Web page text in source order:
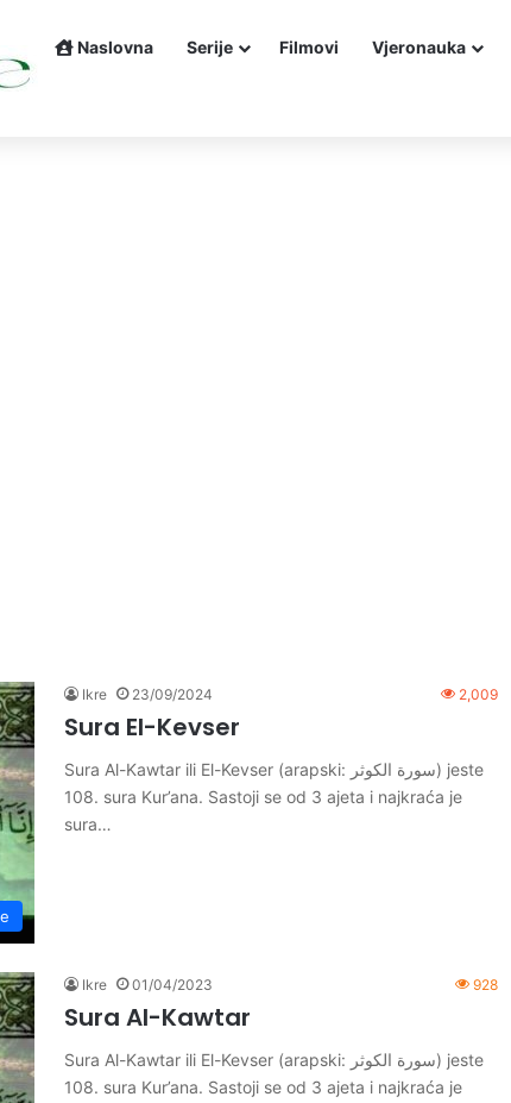
Naslovna Serije Filmovi Vjeronauka
Ikre 23/09/2024 2,009
Sura El-Kevser
Sura Al-Kawtar ili El-Kevser (arapski: سورة الكوثر) jeste
108. sura Kur’ana. Sastoji se od 3 ajeta i najkraća je
sura…
Ikre 01/04/2023 928
Sura Al-Kawtar
Sura Al-Kawtar ili El-Kevser (arapski: سورة الكوثر) jeste
108. sura Kur’ana. Sastoji se od 3 ajeta i najkraća je